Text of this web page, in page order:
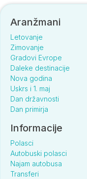
Aranžmani
Letovanje
Zimovanje
Gradovi Evrope
Daleke destinacije
Nova godina
Uskrs i 1. maj
Dan državnosti
Dan primirja
Informacije
Polasci
Autobuski polasci
Najam autobusa
Transferi